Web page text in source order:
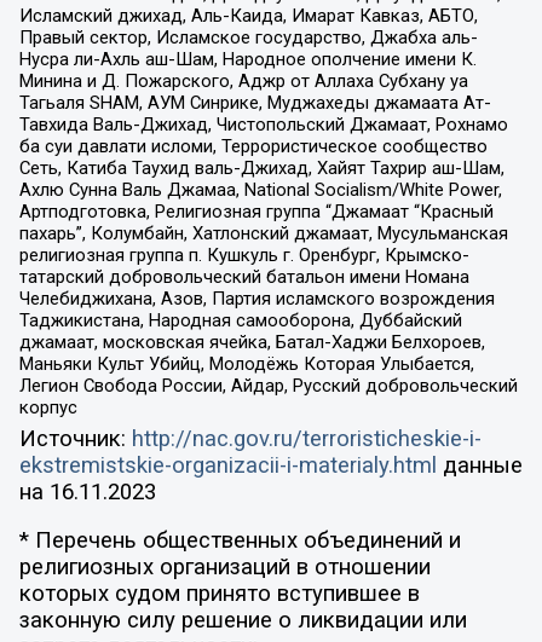
Исламский джихад, Аль-Каида, Имарат Кавказ, АБТО,
Правый сектор, Исламское государство, Джабха аль-
Нусра ли-Ахль аш-Шам, Народное ополчение имени К.
Минина и Д. Пожарского, Аджр от Аллаха Субхану уа
Тагьаля SHAM, АУМ Синрике, Муджахеды джамаата Ат-
Тавхида Валь-Джихад, Чистопольский Джамаат, Рохнамо
ба суи давлати исломи, Террористическое сообщество
Сеть, Катиба Таухид валь-Джихад, Хайят Тахрир аш-Шам,
Ахлю Сунна Валь Джамаа, National Socialism/White Power,
Артподготовка, Религиозная группа “Джамаат “Красный
пахарь”, Колумбайн, Хатлонский джамаат, Мусульманская
религиозная группа п. Кушкуль г. Оренбург, Крымско-
татарский добровольческий батальон имени Номана
Челебиджихана, Азов, Партия исламского возрождения
Таджикистана, Народная самооборона, Дуббайский
джамаат, московская ячейка, Батал-Хаджи Белхороев,
Маньяки Культ Убийц, Молодёжь Которая Улыбается,
Легион Свобода России, Айдар, Русский добровольческий
корпус
Источник: http://nac.gov.ru/terroristicheskie-i-
ekstremistskie-organizacii-i-materialy.html данные
на 16.11.2023
* Перечень общественных объединений и
религиозных организаций в отношении
которых судом принято вступившее в
законную силу решение о ликвидации или